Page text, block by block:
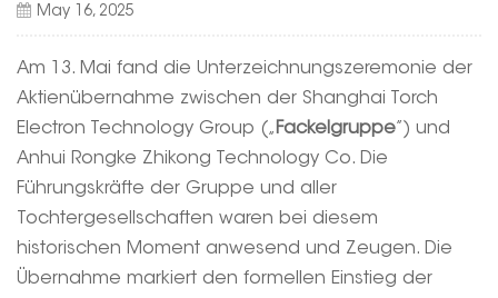
May 16, 2025
Am 13. Mai fand die Unterzeichnungszeremonie der
Aktienübernahme zwischen der Shanghai Torch
Electron Technology Group („ Fackelgruppe”) und
Anhui Rongke Zhikong Technology Co. Die
Führungskräfte der Gruppe und aller
Tochtergesellschaften waren bei diesem
historischen Moment anwesend und Zeugen. Die
Übernahme markiert den formellen Einstieg der